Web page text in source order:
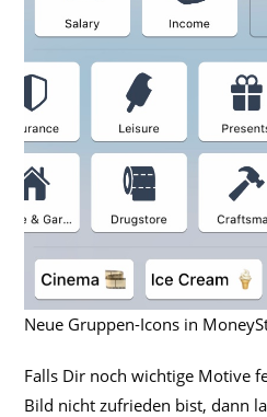
Neue Gruppen-Icons in
Falls Dir noch wichtige Motive
Bild nicht zufrieden bist, dann